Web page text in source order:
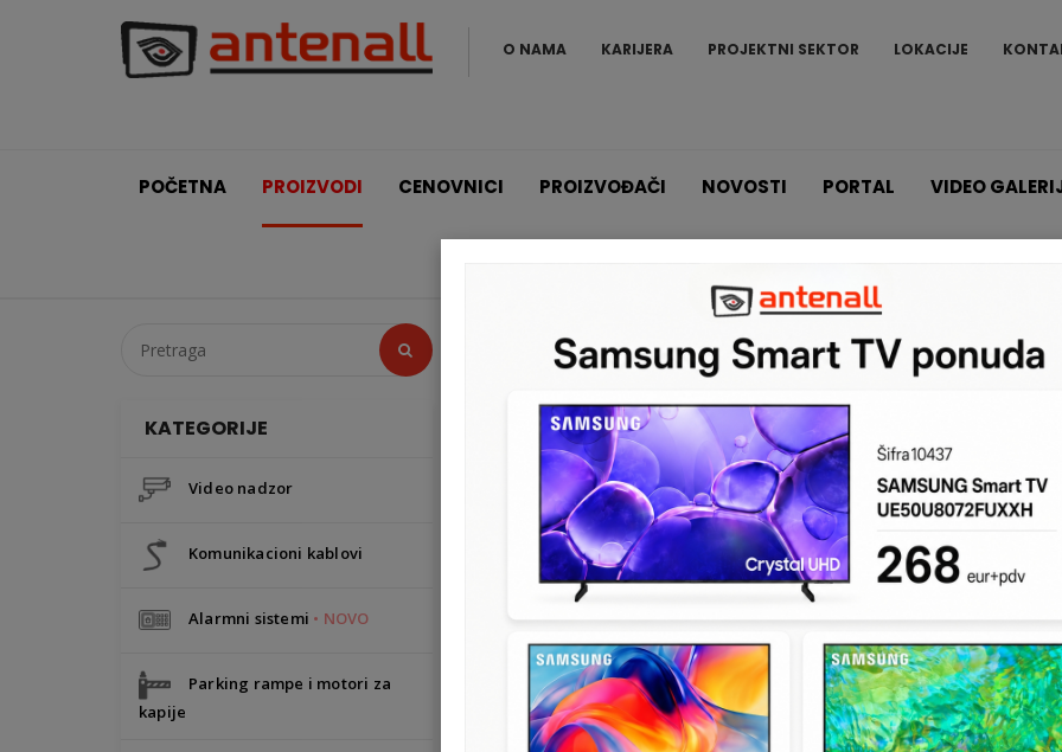
O NAMA KARIJERA PROJEKTNI SEKTOR LOKACIJE
POČETNA PROIZVODI CENOVNICI PROIZVOĐAČI NOVOSTI PORTAL VIDEO
KATEGORIJE
Video nadzor
Komunikacioni kablovi
Alarmni sistemi • NOVO
Parking rampe i motori za
kapije
Proizvodi Šifratori SP K35
K35
KATALOŠKI BROJ:
LCD šifrator sa
funkcije,
Unapređenje
Sleep-Stay i Off
serijama